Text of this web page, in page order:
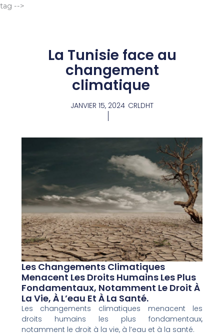
tag -->
La Tunisie face au
changement
climatique
JANVIER 15, 2024 CRLDHT
Les Changements Climatiques
Menacent Les Droits Humains Les Plus
Fondamentaux, Notamment Le Droit À
La Vie, À L’eau Et À La Santé.
Les changements climatiques menacent les
droits humains les plus fondamentaux,
notamment le droit à la vie, à l’eau et à la santé.